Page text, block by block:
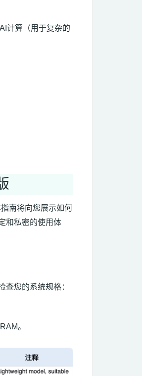
计算（用于复杂的
南将向您展示如何
和私密的使用体
您的系统规格：
。